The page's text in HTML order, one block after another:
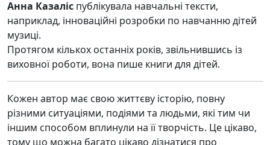
Анна Казаліс публікувала навчальні тексти,
наприклад, інноваційні розробки по навчанню дітей
музиці.
Протягом кількох останніх років, звільнившись із
виховної роботи, вона пише книги для дітей.
Кожен автор має свою життєву історію, повну
різними ситуаціями, подіями та людьми, які тим чи
іншим способом вплинули на її творчість. Це цікаво,
тому що можна багато цікаво дізнатися про